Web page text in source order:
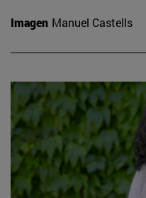
Imagen Manuel Castells